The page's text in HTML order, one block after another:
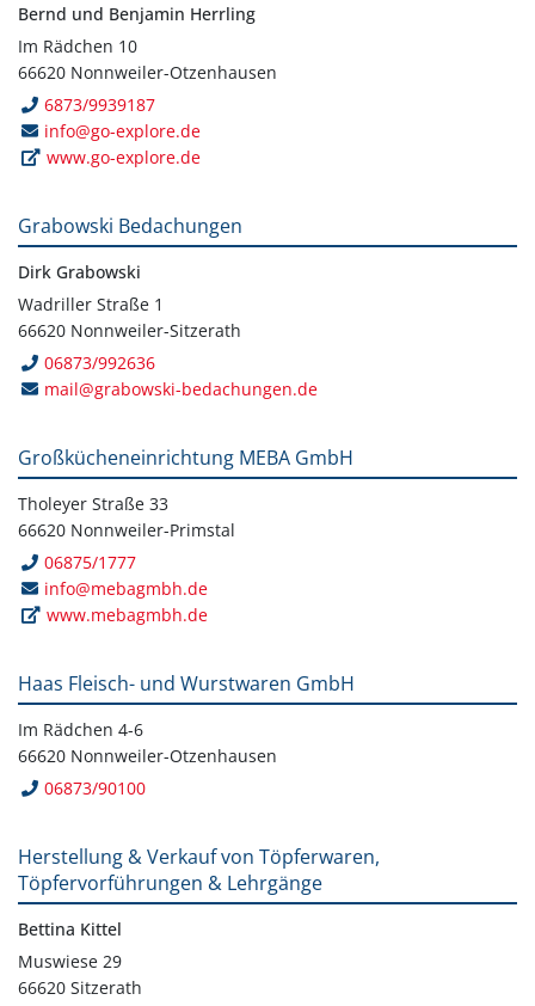
Bernd und Benjamin Herrling
Im Rädchen 10
66620 Nonnweiler-Otzenhausen
6873/9939187
info@go-explore.de
www.go-explore.de
Grabowski Bedachungen
Dirk Grabowski
Wadriller Straße 1
66620 Nonnweiler-Sitzerath
06873/992636
mail@grabowski-bedachungen.de
Großkücheneinrichtung MEBA GmbH
Tholeyer Straße 33
66620 Nonnweiler-Primstal
06875/1777
info@mebagmbh.de
www.mebagmbh.de
Haas Fleisch- und Wurstwaren GmbH
Im Rädchen 4-6
66620 Nonnweiler-Otzenhausen
06873/90100
Herstellung & Verkauf von Töpferwaren,
Töpfervorführungen & Lehrgänge
Bettina Kittel
Muswiese 29
66620 Sitzerath